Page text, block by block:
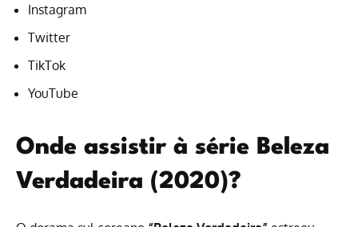
Instagram
Twitter
TikTok
YouTube
Onde assistir à série Beleza
Verdadeira (2020)?